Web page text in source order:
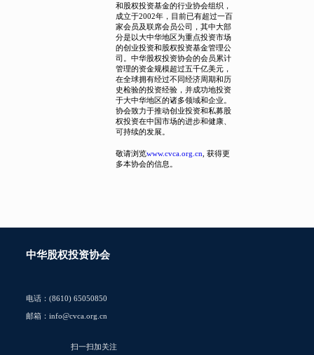
和股权投资基金的行业协会组织，
成立于2002年，目前已有超过一百
家会员及联席会员公司，其中大部
分是以大中华地区为重点投资市场
的创业投资和股权投资基金管理公
司。中华股权投资协会的会员累计
管理的资金规模超过五千亿美元，
在全球拥有经过不同经济周期和历
史检验的投资经验，并成功地投资
于大中华地区的诸多领域和企业。
协会致力于推动创业投资和私募股
权投资在中国市场的进步和健康、
可持续的发展。
敬请浏览www.cvca.org.cn , 获得更
多本协会的信息。
中华股权投资协会
电话：(8610) 65050850
邮箱：info@cvca.org.cn
扫一扫加关注